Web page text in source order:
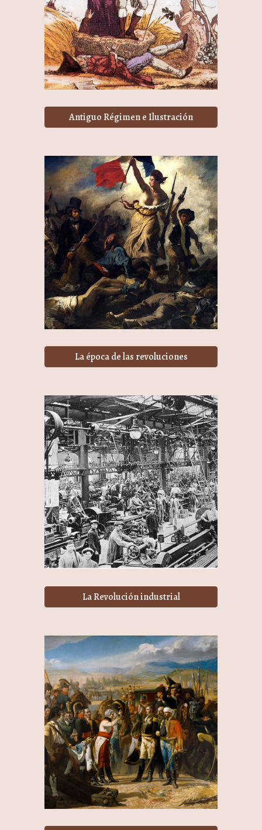
Antiguo Régimen e Ilustración
La época de las revoluciones
La Revolución industrial